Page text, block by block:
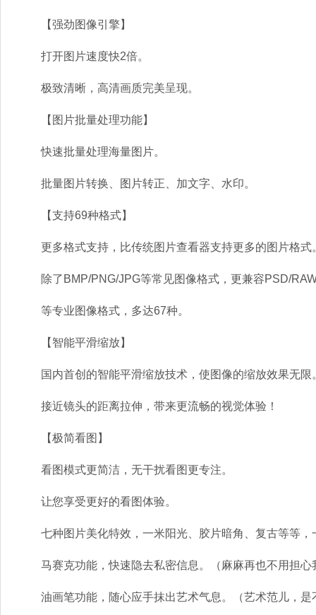
【强劲图像引擎】
打开图片速度快2倍。
极致清晰，高清画质完美呈现。
【图片批量处理功能】
快速批量处理海量图片。
批量图片转换、图片转正、加文字、水印。
【支持69种格式】
更多格式支持，比传统图片查看器支持更多的图片格式
除了BMP/PNG/JPG等常见图像格式，更兼容PSD/
等专业图像格式，多达67种。
【智能平滑缩放】
国内首创的智能平滑缩放技术，使图像的缩放效果无限
接近镜头的距离拉伸，带来更流畅的视觉体验！
【极简看图】
看图模式更简洁，无干扰看图更专注。
让您享受更好的看图体验。
七种图片美化特效，一米阳光、胶片暗角、复古等等，
马赛克功能，快速隐去私密信息。（麻麻再也不用担心
油画笔功能，随心应手抹出艺术气息。（艺术范儿，是